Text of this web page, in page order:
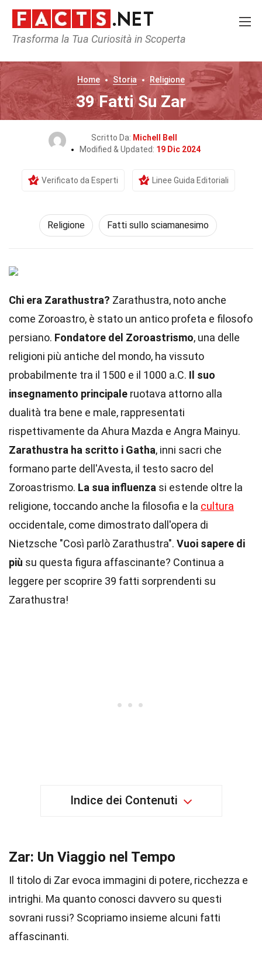
Trasforma la Tua Curiosità in Scoperta
Home Storia Religione
39 Fatti Su Zar
Scritto Da: Michell Bell
Modified & Updated: 19 Dic 2024
Verificato da Esperti Linee Guida Editoriali
Religione Fatti sullo sciamanesimo
Chi era Zarathustra? Zarathustra, noto anche
come Zoroastro, è stato un antico profeta e filosofo
persiano. Fondatore del Zoroastrismo, una delle
religioni più antiche del mondo, ha vissuto
probabilmente tra il 1500 e il 1000 a.C. Il suo
insegnamento principale ruotava attorno alla
dualità tra bene e male, rappresentati
rispettivamente da Ahura Mazda e Angra Mainyu.
Zarathustra ha scritto i Gatha, inni sacri che
formano parte dell'Avesta, il testo sacro del
Zoroastrismo. La sua influenza si estende oltre la
religione, toccando anche la filosofia e la cultura
occidentale, come dimostrato dall'opera di
Nietzsche "Così parlò Zarathustra". Vuoi sapere di
più su questa figura affascinante? Continua a
leggere per scoprire 39 fatti sorprendenti su
Zarathustra!
Indice dei Contenuti
Zar: Un Viaggio nel Tempo
Il titolo di Zar evoca immagini di potere, ricchezza e
intrighi. Ma quanto conosci davvero su questi
sovrani russi? Scopriamo insieme alcuni fatti
affascinanti.